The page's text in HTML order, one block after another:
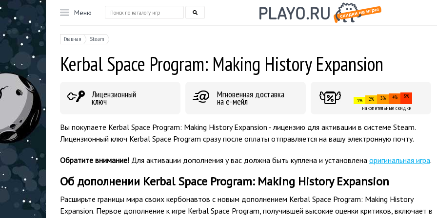
Меню
Главная Steam
Kerbal Space Program: Making History Expansion
Лицензионный
ключ
Мгновенная доставка
на е-мейл 1% 2% 3% 4% 5%
накопительные скидки
Вы покупаете Kerbal Space Program: Making History Expansion - лицензию для активации в системе Steam.
Лицензионный ключ Kerbal Space Program сразу после оплаты отправляется на вашу электронную почту.
Обратите внимание! Для активации дополнения у вас должна быть куплена и установлена оригинальная игра.
Об дополнении Kerbal Space Program: Making History Expansion
Расширьте границы мира своих кербонавтов с новым дополнением Kerbal Space Program: Making History
Expansion. Первое дополнение к игре Kerbal Space Program, получившей высокие оценки критиков, включает в